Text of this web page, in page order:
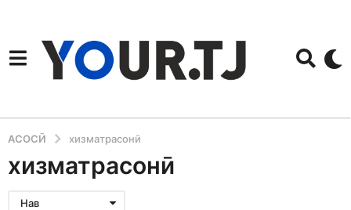
АСОСӢ хизматрасонӣ
хизматрасонӣ
Нав